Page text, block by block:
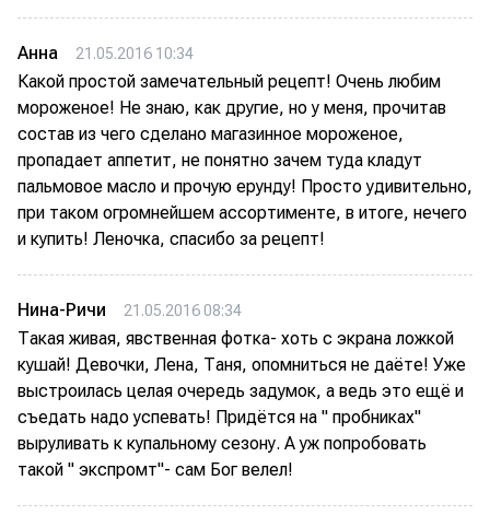
Анна 21.05.2016 10:34
Какой простой замечательный рецепт! Очень любим
мороженое! Не знаю, как другие, но у меня, прочитав
состав из чего сделано магазинное мороженое,
пропадает аппетит, не понятно зачем туда кладут
пальмовое масло и прочую ерунду! Просто удивительно,
при таком огромнейшем ассортименте, в итоге, нечего
и купить! Леночка, спасибо за рецепт!
Нина-Ричи 21.05.2016 08:34
Такая живая, явственная фотка- хоть с экрана ложкой
кушай! Девочки, Лена, Таня, опомниться не даёте! Уже
выстроилась целая очередь задумок, а ведь это ещё и
съедать надо успевать! Придётся на " пробниках"
выруливать к купальному сезону. А уж попробовать
такой " экспромт"- сам Бог велел!